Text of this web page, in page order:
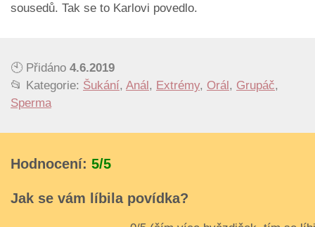
sousedů. Tak se to Karlovi povedlo.
🕙 Přidáno 4.6.2019
📂 Kategorie: Šukání, Anál , Extrémy, Orál , Grupáč,
Sperma
Hodnocení: 5/5
Jak se vám líbila povídka?